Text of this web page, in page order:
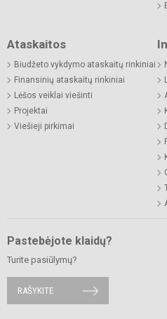
Ataskaitos
Biudžeto vykdymo ataskaitų rinkiniai
Finansinių ataskaitų rinkiniai
Lėšos veiklai viešinti
Projektai
Viešieji pirkimai
Pastebėjote klaidų?
Turite pasiūlymų?
RAŠYKITE